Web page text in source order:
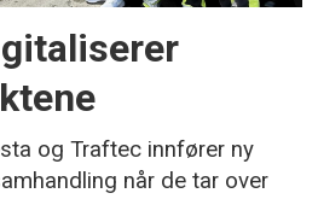
og Traftec innfører ny
når de tar over